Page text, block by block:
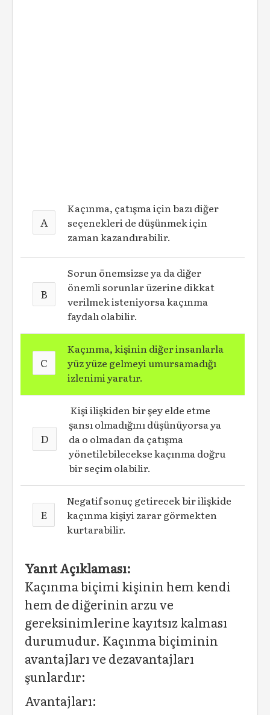
A
Kaçınma, çatışma için bazı diğer
seçenekleri de düşünmek için
zaman kazandırabilir.
B
Sorun önemsizse ya da diğer
önemli sorunlar üzerine dikkat
verilmek isteniyorsa kaçınma
faydalı olabilir.
C
Kaçınma, kişinin diğer insanlarla
yüz yüze gelmeyi umursamadığı
izlenimi yaratır.
D
Kişi ilişkiden bir şey elde etme
şansı olmadığını düşünüyorsa ya
da o olmadan da çatışma
yönetilebilecekse kaçınma doğru
bir seçim olabilir.
E
Negatif sonuç getirecek bir ilişkide
kaçınma kişiyi zarar görmekten
kurtarabilir.
Yanıt Açıklaması:
Kaçınma biçimi kişinin hem kendi
hem de diğerinin arzu ve
gereksinimlerine kayıtsız kalması
durumu­dur. Kaçınma biçiminin
avantajları ve dezavantajları
şunlardır:
Avantajları: